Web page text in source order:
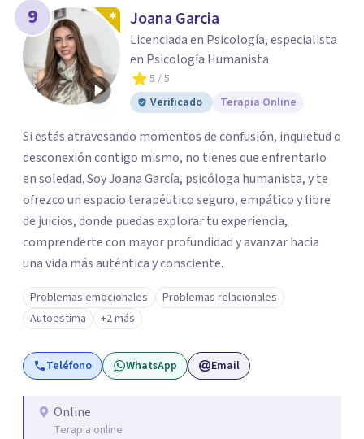
9 Joana Garcia
Licenciada en Psicología, especialista
en Psicología Humanista
5 / 5
Verificado
Terapia Online
Si estás atravesando momentos de confusión, inquietud o
desconexión contigo mismo, no tienes que enfrentarlo
en soledad. Soy Joana García, psicóloga humanista, y te
ofrezco un espacio terapéutico seguro, empático y libre
de juicios, donde puedas explorar tu experiencia,
comprenderte con mayor profundidad y avanzar hacia
una vida más auténtica y consciente.
Problemas emocionales
Problemas relacionales
Autoestima
+2 más
Teléfono WhatsApp Email
Online
Terapia online